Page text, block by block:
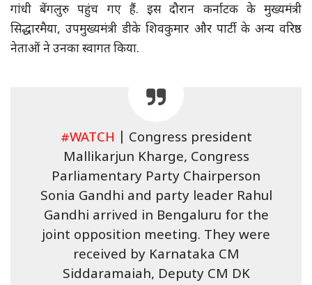
गांधी बेंगलुरु पहुंच गए हैं. इस दौरान कर्नाटक के मुख्यमंत्री
सिद्धारमैया, उपमुख्यमंत्री डीके शिवकुमार और पार्टी के अन्य वरिष्ठ
नेताओं ने उनका स्वागत किया.
#WATCH | Congress president
Mallikarjun Kharge, Congress
Parliamentary Party Chairperson
Sonia Gandhi and party leader Rahul
Gandhi arrived in Bengaluru for the
joint opposition meeting. They were
received by Karnataka CM
Siddaramaiah, Deputy CM DK